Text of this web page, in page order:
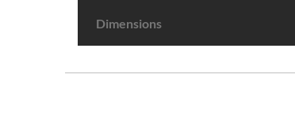
Dimensions